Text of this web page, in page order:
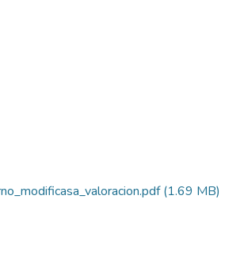
(1.69 MB)